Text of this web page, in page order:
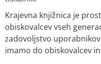
Krajevna knjižnica je
obiskovalcev vseh
zadovoljstvo
imamo do obiskovalcev